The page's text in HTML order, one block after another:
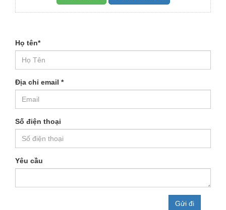
Họ tên*
Địa chỉ email *
Số điện thoại
Yêu cầu